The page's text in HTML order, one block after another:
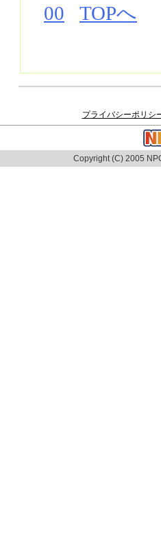
00
TOPへ
プライバシーポリシ
Copyright (C) 2005